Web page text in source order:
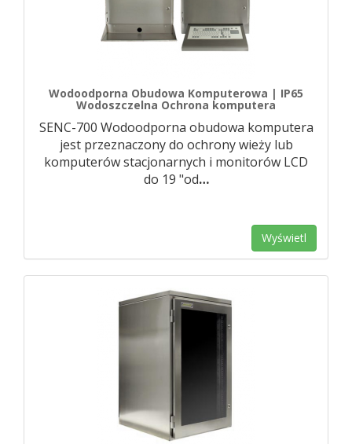
Wodoodporna Obudowa Komputerowa | IP65
Wodoszczelna Ochrona komputera
SENC-700 Wodoodporna obudowa komputera
jest przeznaczony do ochrony wieży lub
komputerów stacjonarnych i monitorów LCD
do 19 "od…
Wyświetl